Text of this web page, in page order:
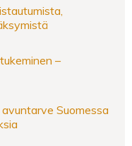
–
Suomessa